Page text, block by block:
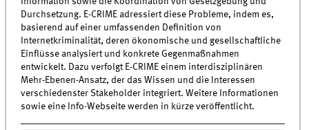
Durchsetzung. E-CRIME adressiert diese Probleme, indem es,
basierend auf einer umfassenden Definition von
Internetkriminalität, deren ökonomische und gesellschaftliche
Einflüsse analysiert und konkrete Gegenmaßnahmen
entwickelt. Dazu verfolgt E-CRIME einem interdisziplinären
Mehr-Ebenen-Ansatz, der das Wissen und die Interessen
verschiedenster Stakeholder integriert. Weitere Informationen
sowie eine Info-Webseite werden in kürze veröffentlicht.